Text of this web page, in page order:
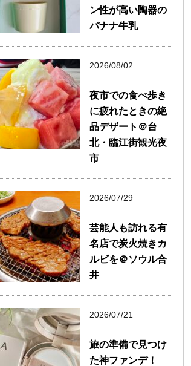
ン性が高い陶器の
バナナ牛乳
2026/08/02
夜市での食べ歩き
に疲れたときの絶
品デザート＠台
北・臨江街観光夜
市
2026/07/29
芸能人も訪れる有
名店で炭火焼きカ
ルビを＠ソウル合
井
2026/07/21
旅の準備で見つけ
た神ファンデ！